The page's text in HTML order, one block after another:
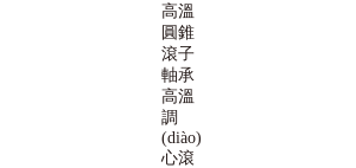
高溫
圓錐
滾子
軸承
高溫
調
(diào)
心滾